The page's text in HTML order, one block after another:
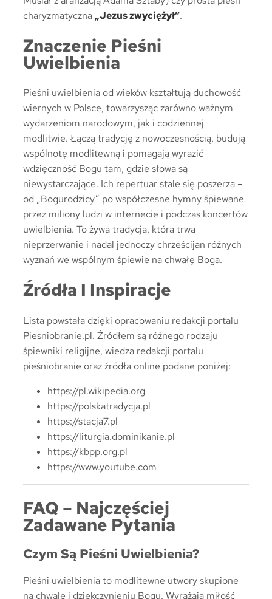
charyzmatyczna„Jezus zwyciężył”.
Znaczenie Pieśni
Uwielbienia
Pieśni uwielbienia od wieków kształtują duchowość
wiernych w Polsce, towarzysząc zarówno ważnym
wydarzeniom narodowym, jak i codziennej
modlitwie. Łączą tradycję z nowoczesnością, budują
wspólnotę modlitewną i pomagają wyrazić
wdzięczność Bogu tam, gdzie słowa są
niewystarczające. Ich repertuar stale się poszerza –
od „Bogurodzicy” po współczesne hymny śpiewane
przez miliony ludzi w internecie i podczas koncertów
uwielbienia. To żywa tradycja, która trwa
nieprzerwanie i nadal jednoczy chrześcijan różnych
wyznań we wspólnym śpiewie na chwałę Boga.
Źródła I Inspiracje
Lista powstała dzięki opracowaniu redakcji portalu
Piesniobranie.pl. Źródłem są różnego rodzaju
śpiewniki religijne, wiedza redakcji portalu
pieśniobranie oraz źródła online podane poniżej:
https://pl.wikipedia.org
https://polskatradycja.pl
https://stacja7.pl
https://liturgia.dominikanie.pl
https://kbpp.org.pl
https://www.youtube.com
FAQ – Najczęściej
Zadawane Pytania
Czym Są Pieśni Uwielbienia?
Pieśni uwielbienia to modlitewne utwory skupione
na chwale i dziękczynieniu Bogu. Wyrażają miłość